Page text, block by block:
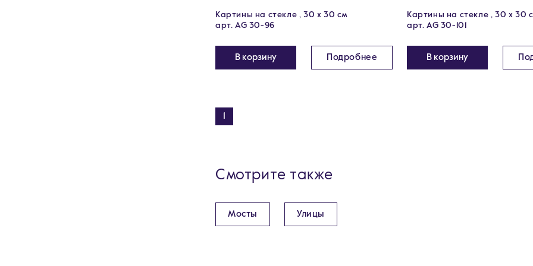
Картины на стекле , 30 x 30 см
арт. AG 30-96
В корзину Подробнее
Картины на стекле , 30 x 30
арт. AG 30-101
В корзину
Смотрите также
Мосты Улицы